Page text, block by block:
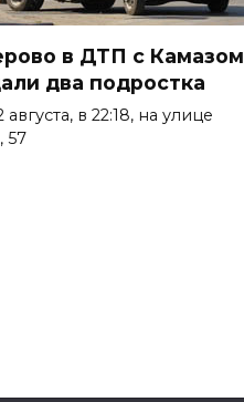
в ДТП с Камазом
два подростка
в 22:18, на улице
57